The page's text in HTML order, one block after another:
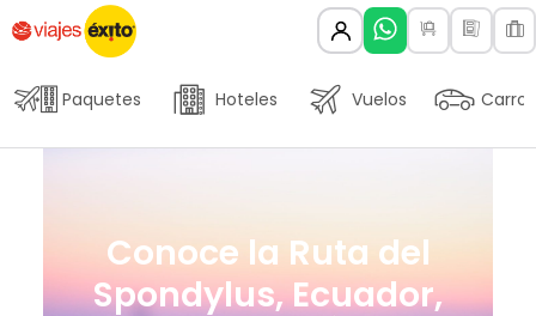
Paquetes Hoteles Vuelos Carros
Conoce la Ruta del
Spondylus, Ecuador,